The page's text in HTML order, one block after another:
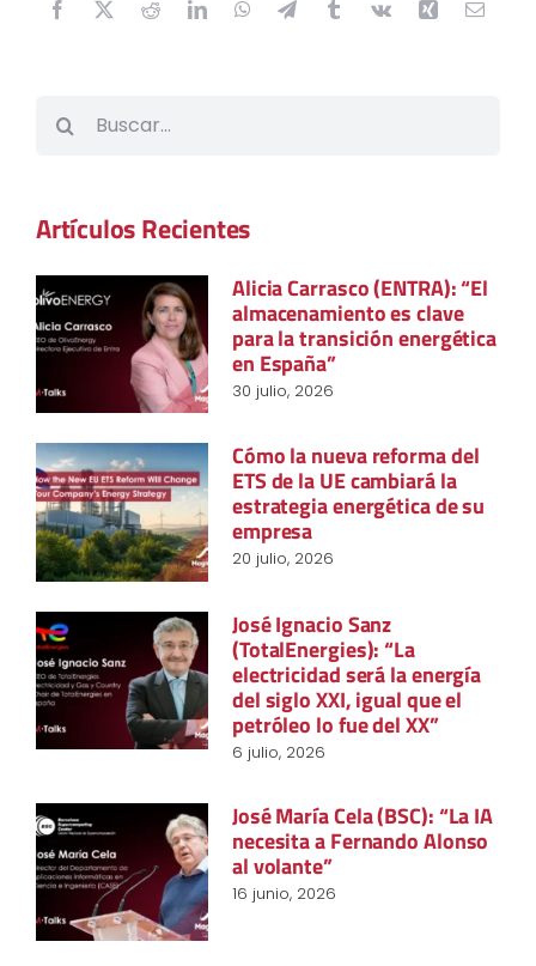
Artículos Recientes
Alicia Carrasco (ENTRA): “El
almacenamiento es clave
para la transición energética
en España”
30 julio, 2026
Cómo la nueva reforma del
ETS de la UE cambiará la
estrategia energética de su
empresa
20 julio, 2026
José Ignacio Sanz
(TotalEnergies): “La
electricidad será la energía
del siglo XXI, igual que el
petróleo lo fue del XX”
6 julio, 2026
José María Cela (BSC): “La IA
necesita a Fernando Alonso
al volante”
16 junio, 2026